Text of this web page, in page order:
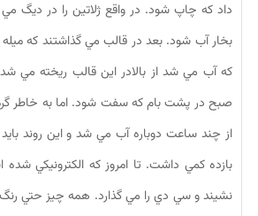
داد كه چاپ شود. در واقع ژلاتين را در ديگ
بخار آب شود. بعد در قالب مي گذاشتند كه
كه آب مي شد از بالادر اين قالب ريخته مي
صبح در پشت بام كه سفت شود. اما به خاطر
از چند ساعت دوباره آب مي شد و اين روند
بازده كمي داشت. تا امروز كه الكترونيكي شده
نشيند و سي دي را مي گذارد. همه چيز حتي